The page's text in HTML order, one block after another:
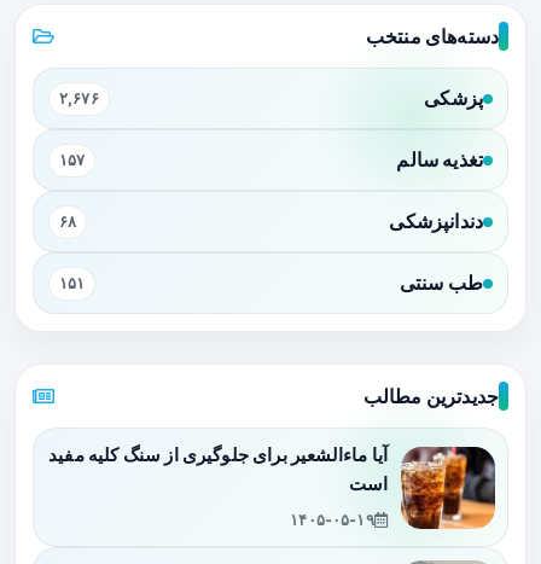
دسته‌های منتخب
پزشکی ۲,۶۷۶
تغذیه سالم ۱۵۷
دندانپزشکی ۶۸
طب سنتی ۱۵۱
جدیدترین مطالب
آیا ماءالشعیر برای جلوگیری از سنگ کلیه مفید
است
۱۴۰۵-۰۵-۱۹